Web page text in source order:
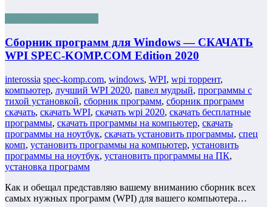
Сборник программ для Windows — СКАЧАТЬ
WPI SPEC-KOMP.COM Edition 2020
interossia spec-komp.com, windows, WPI, wpi торрент,
компьютер, лучший WPI 2020, павел мудрый, программы с
тихой установкой, сборник программ, сборник программ
скачать, скачать WPI, скачать wpi 2020, скачать бесплатные
программы, скачать программы на компьютер, скачать
программы на ноутбук, скачать установить программы, спец
комп, установить программы на компьютер, установить
программы на ноутбук, установить программы на ПК,
установка программ
Как и обещал представляю вашему вниманию сборник всех
самых нужных программ (WPI) для вашего компьютера…